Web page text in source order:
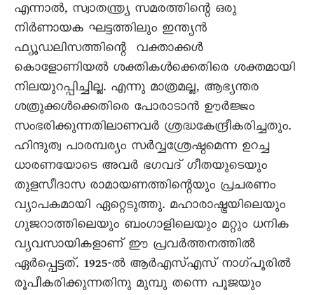
എന്നാൽ, സ്വാതന്ത്ര്യ സമരത്തിന്റെ ഒരു
നിർണായക ഘട്ടത്തിലും ഇന്ത്യൻ
ഫ്യൂഡലിസത്തിന്റെ വക്താക്കൾ
കൊളോണിയൽ ശക്തികൾക്കെതിരെ ശക്തമായി
നിലയുറപ്പിച്ചില്ല. എന്നു മാത്രമല്ല, ആഭ്യന്തര
ശത്രുക്കൾക്കെതിരെ പോരാടാൻ ഊർജ്ജം
സംഭരിക്കുന്നതിലാണവർ ശ്രദ്ധകേന്ദ്രീകരിച്ചതും.
ഹിന്ദുത്വ പാരമ്പര്യം സർവ്വശ്രേഷ്ഠമെന്ന ഉറച്ച
ധാരണയോടെ അവർ ഭഗവദ് ഗീതയുടെയും
തുളസീദാസ രാമായണത്തിന്റെയും പ്രചരണം
വ്യാപകമായി ഏറ്റെടുത്തു. മഹാരാഷ്ട്രയിലെയും
ഗുജറാത്തിലെയും ബംഗാളിലെയും മറ്റും ധനിക
വ്യവസായികളാണ് ഈ പ്രവർത്തനത്തിൽ
ഏർപ്പെട്ടത്. 1925-ൽ ആർഎസ്എസ് നാഗ്പൂരിൽ
രൂപീകരിക്കുന്നതിനു മുമ്പു തന്നെ പൂജയും